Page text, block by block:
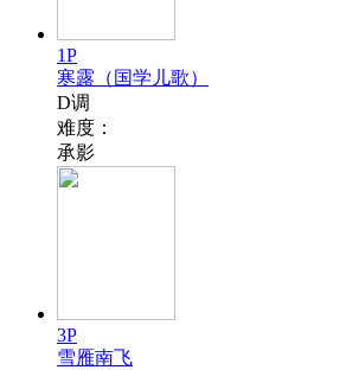
1P
寒露（国学儿歌）
D调
难度：
承影
3P
雪雁南飞